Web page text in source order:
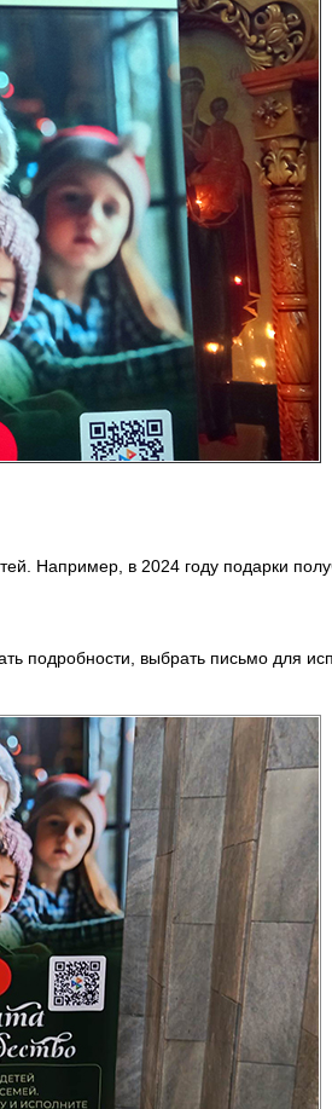
Например, в 2024 году подарки
подробности, выбрать письмо для